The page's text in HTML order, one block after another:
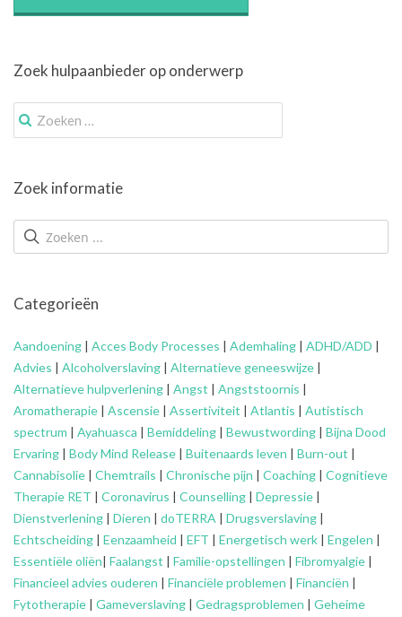
Zoek hulpaanbieder op onderwerp
Zoek
naar:
Zoek informatie
Categorieën
Aandoening | Acces Body Processes | Ademhaling | ADHD/ADD |
Advies | Alcoholverslaving | Alternatieve geneeswijze |
Alternatieve hulpverlening | Angst | Angststoornis |
Aromatherapie | Ascensie | Assertiviteit | Atlantis | Autistisch
spectrum | Ayahuasca | Bemiddeling | Bewustwording | Bijna Dood
Ervaring | Body Mind Release | Buitenaards leven | Burn-out |
Cannabisolie | Chemtrails | Chronische pijn | Coaching | Cognitieve
Therapie RET | Coronavirus | Counselling | Depressie |
Dienstverlening | Dieren | doTERRA | Drugsverslaving |
Echtscheiding | Eenzaamheid | EFT | Energetisch werk | Engelen |
Essentiële oliën| Faalangst | Familie-opstellingen | Fibromyalgie |
Financieel advies ouderen | Financiële problemen | Financiën |
Fytotherapie | Gameverslaving | Gedragsproblemen | Geheime